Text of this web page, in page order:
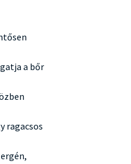
a bőr
ragacsos